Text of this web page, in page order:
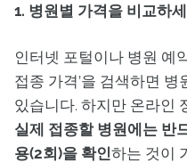
1. 병원별 가격을 비교하
인터넷 포털이나 병원 예
접종 가격’을 검색하면
있습니다. 하지만 온라인
실제 접종할 병원에는 반
용(2회)을 확인하는 것이